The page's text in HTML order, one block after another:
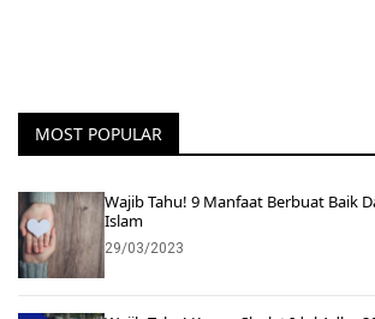
MOST POPULAR
Wajib Tahu! 9 Manfaat Berbuat Baik
Islam
29/03/2023